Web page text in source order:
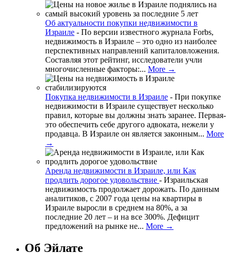
Об актуальности покупки недвижимости в
Израиле - По версии известного журнала Forbs,
недвижимость в Израиле – это одно из наиболее
перспективных направлений капиталовложения.
Составляя этот рейтинг, исследователи учли
многочисленные факторы:... More →
Покупка недвижимости в Израиле - При покупке
недвижимости в Израиле существует несколько
правил, которые вы должны знать заранее. Первая-
это обеспечить себе другого адвоката, нежели у
продавца. В Израиле он является законным... More
→
Аренда недвижимости в Израиле, или Как
продлить дорогое удовольствие - Израильская
недвижимость продолжает дорожать. По данным
аналитиков, с 2007 года цены на квартиры в
Израиле выросли в среднем на 80%, а за
последние 20 лет – и на все 300%. Дефицит
предложений на рынке не... More →
Об Эйлате